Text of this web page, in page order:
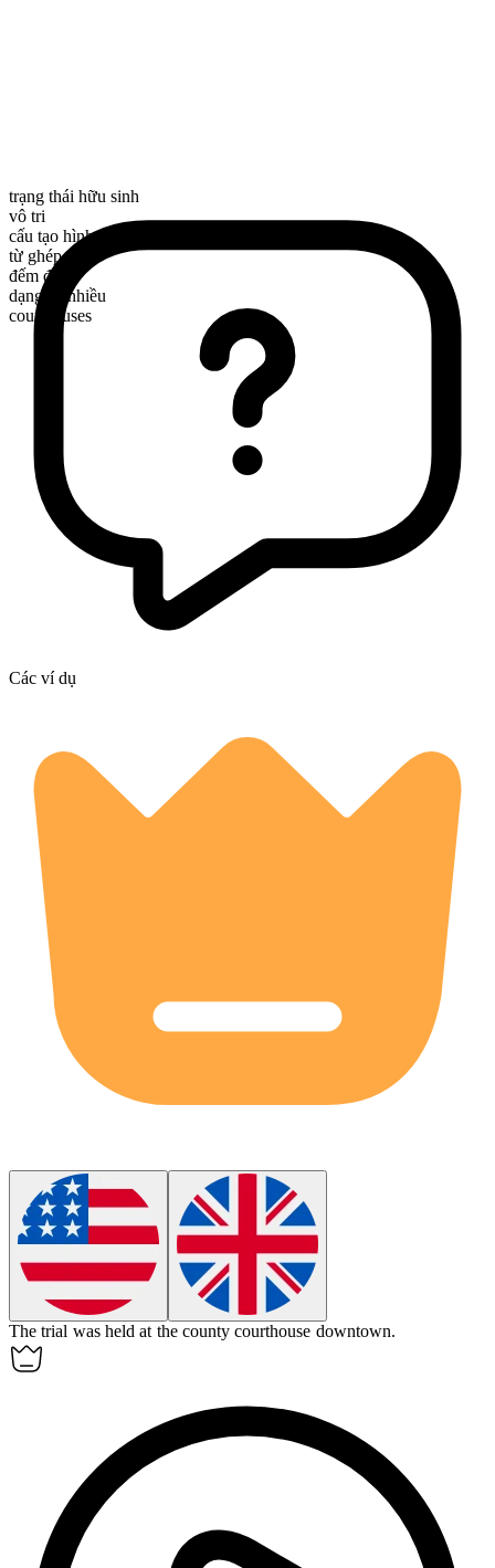
trạng thái hữu sinh
vô tri
cấu tạo hình thái
từ ghép
đếm được
dạng số nhiều
courthouses
Các ví dụ
The trial was held at the county courthouse downtown.